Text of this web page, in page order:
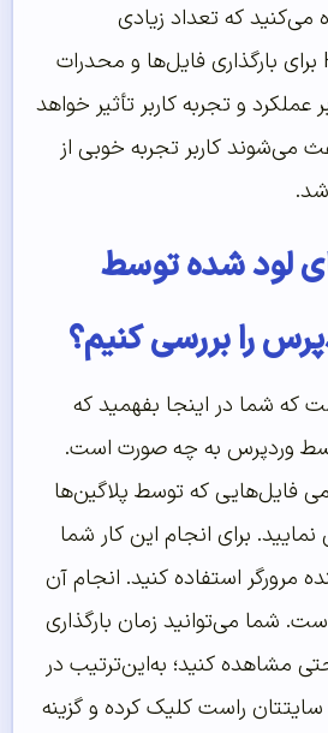
می‌کنید که تعداد زیادی
درخواست‌های HTTP برای بارگذاری فایل‌ها و محدرات
عملکرد و تجربه کاربر تأثیر خواهد
می‌شوند کاربر تجربه خوبی از
لود شده توسط
را بررسی کنیم؟
که شما در اینجا بفهمید که
وردپرس به چه صورت است.
فایل‌هایی که توسط پلاگین‌ها
نمایید. برای انجام این کار شما
مرورگر استفاده کنید. انجام آن
شما می‌توانید زمان بارگذاری
مشاهده کنید؛ به‌این‌ترتیب در
راست کلیک کرده و گزینه